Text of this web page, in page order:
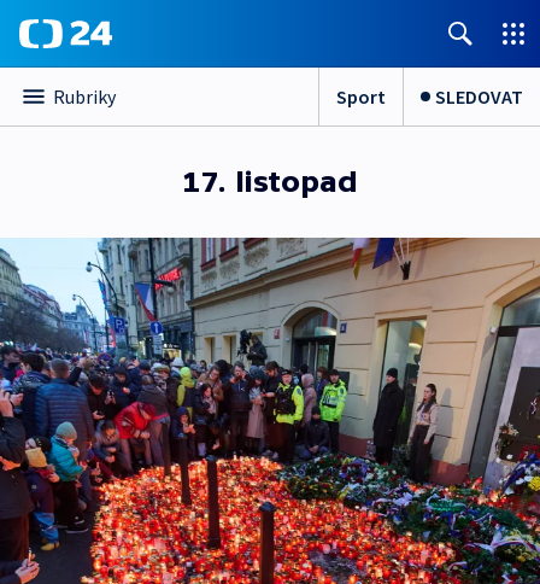
Rubriky Sport SLEDOVAT
17. listopad